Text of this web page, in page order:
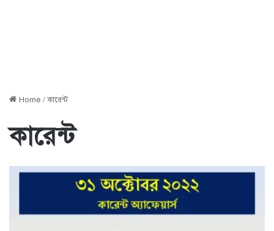
Home /কারেন্ট
কারেন্ট